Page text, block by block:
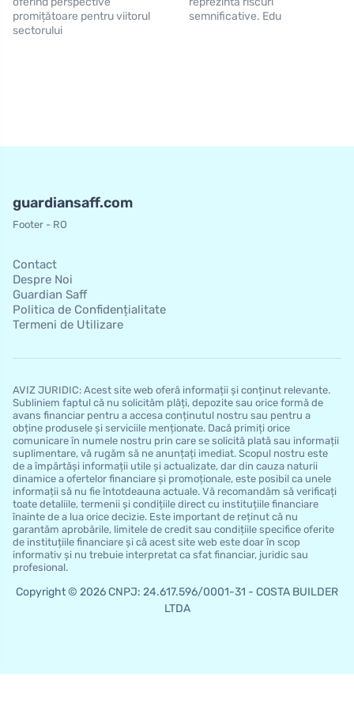
promițătoare pentru viitorul
sectorului
semnificative. Edu
guardiansaff.com
Footer - RO
Contact
Despre Noi
Guardian Saff
Politica de Confidențialitate
Termeni de Utilizare
AVIZ JURIDIC: Acest site web oferă informații și conținut relevante.
Subliniem faptul că nu solicităm plăți, depozite sau orice formă de
avans financiar pentru a accesa conținutul nostru sau pentru a
obține produsele și serviciile menționate. Dacă primiți orice
comunicare în numele nostru prin care se solicită plată sau informații
suplimentare, vă rugăm să ne anunțați imediat. Scopul nostru este
de a împărtăși informații utile și actualizate, dar din cauza naturii
dinamice a ofertelor financiare și promoționale, este posibil ca unele
informații să nu fie întotdeauna actuale. Vă recomandăm să verificați
toate detaliile, termenii și condițiile direct cu instituțiile financiare
înainte de a lua orice decizie. Este important de reținut că nu
garantăm aprobările, limitele de credit sau condițiile specifice oferite
de instituțiile financiare și că acest site web este doar în scop
informativ și nu trebuie interpretat ca sfat financiar, juridic sau
profesional.
Copyright © 2026 CNPJ: 24.617.596/0001-31 - COSTA BUILDER
LTDA